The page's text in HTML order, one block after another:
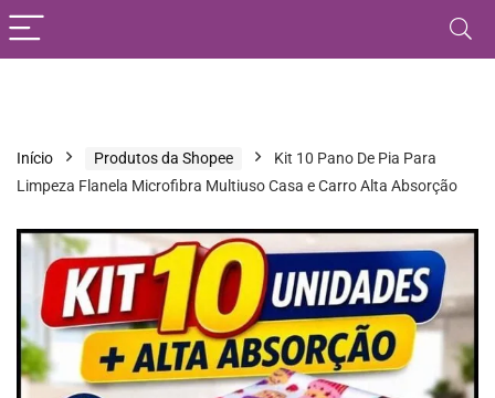
Início Produtos da Shopee
Kit 10 Pano De Pia Para
Limpeza Flanela Microfibra Multiuso Casa e Carro Alta Absorção